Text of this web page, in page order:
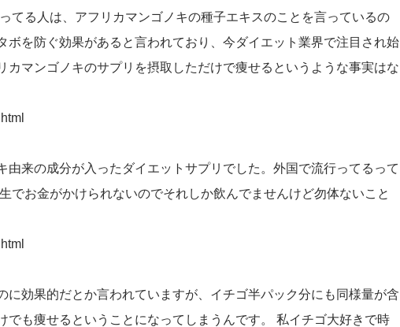
てる人は、アフリカマンゴノキの種子エキスのことを言っているの
ボを防ぐ効果があると言われており、今ダイエット業界で注目され始
マンゴノキのサプリを摂取しただけで痩せるというような事実はな
由来の成分が入ったダイエットサプリでした。外国で流行ってるって
でお金がかけられないのでそれしか飲んでませんけど勿体ないこと
に効果的だとか言われていますが、イチゴ半パック分にも同様量が含
でも痩せるということになってしまうんです。 私イチゴ大好きで時